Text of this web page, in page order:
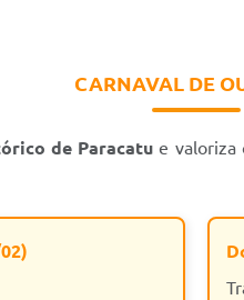
CARNAVAL DE
de Paracatu e valoriza